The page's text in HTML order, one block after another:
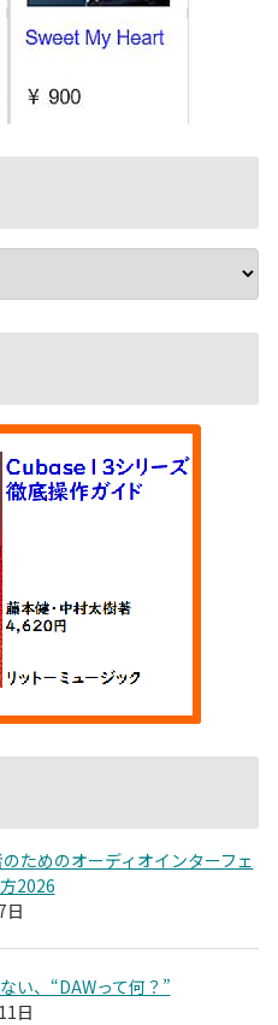
ためのオーディオインターフェ
2026
日
い、“DAWって何？”
日